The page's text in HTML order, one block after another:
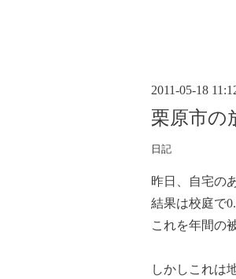
2011-05-18
栗原市の
日記
昨日、自宅の
結果は校庭で
これを年間の
しかしこれは